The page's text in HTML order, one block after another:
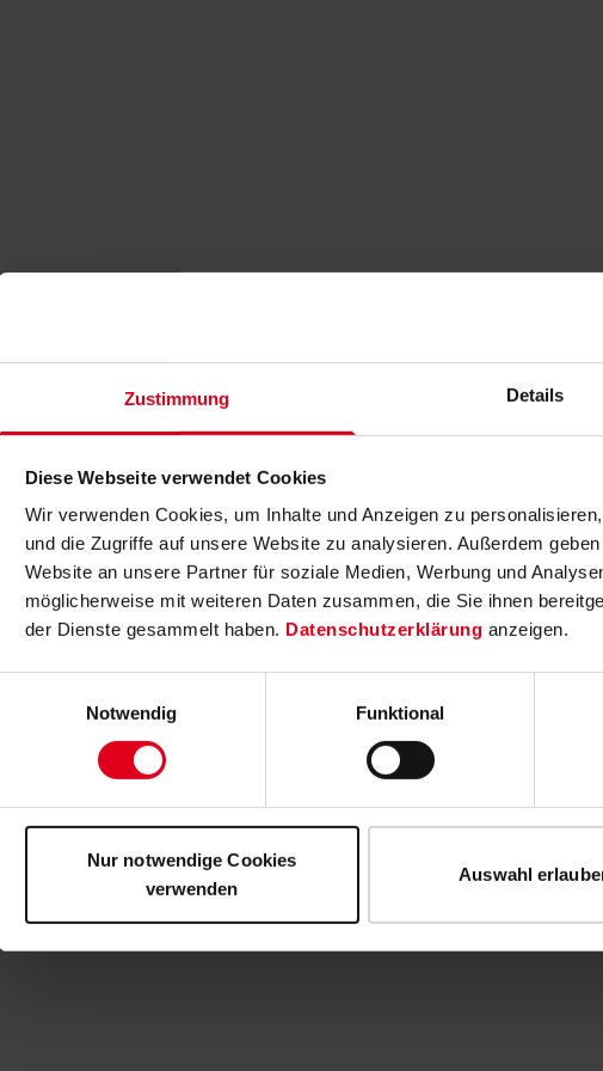
Zustimmung Details
Diese Webseite verwendet Cookies
Wir verwenden Cookies, um Inhalte und Anzeigen zu
und die Zugriffe auf unsere Website zu analysieren. Außerdem
Website an unsere Partner für soziale Medien, Werbung und
möglicherweise mit weiteren Daten zusammen, die Sie ihnen
der Dienste gesammelt haben. Datenschutzerklärung anzeigen.
Notwendig
Funktional
Nur notwendige Cookies
verwenden
Auswahl